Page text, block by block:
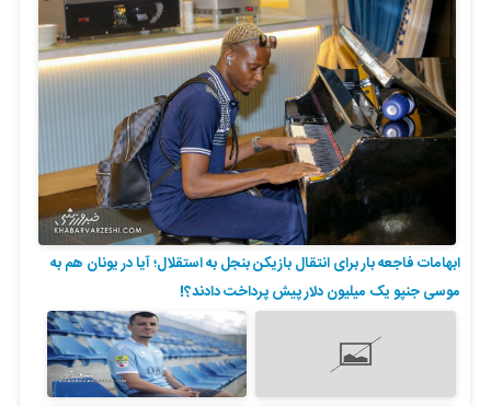
ابهامات فاجعه بار برای انتقال بازیکن بنجل به استقلال؛ آیا در یونان هم به
موسی جنپو یک میلیون دلار پیش پرداخت دادند؟!